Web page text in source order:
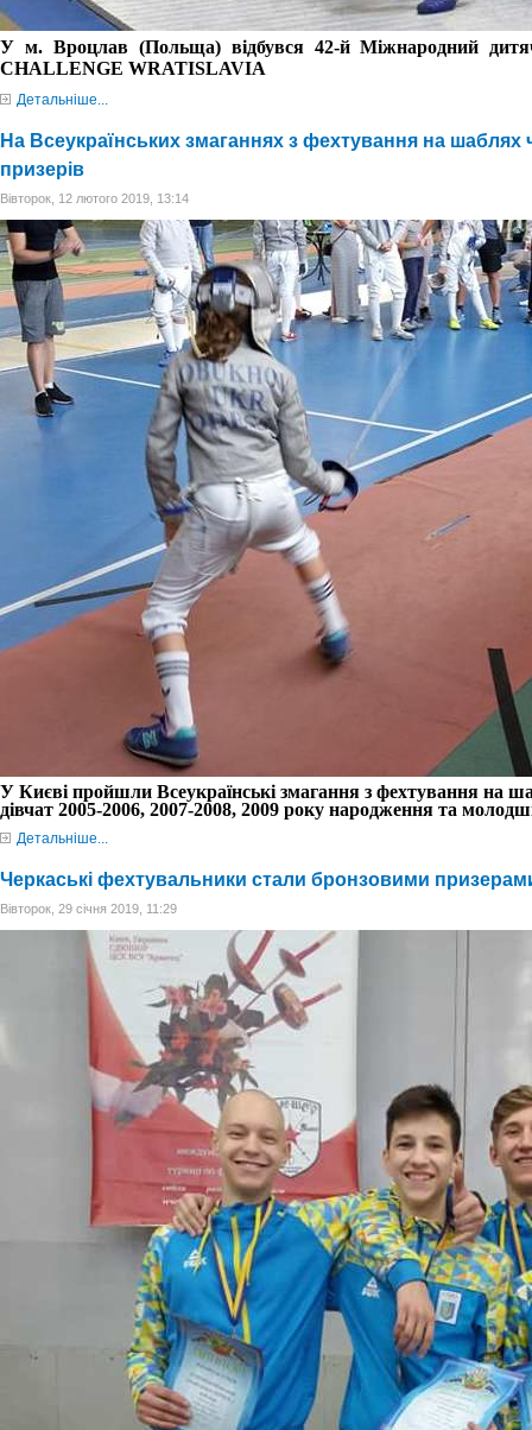
У м. Вроцлав (Польща) відбувся 42-й Міжнародний
CHALLENGE WRATISLAVIA
Детальніше...
На Всеукраїнських змаганнях з фехтування на шаблях
призерів
Вівторок, 12 лютого 2019, 13:14
У Києві пройшли Всеукраїнські змагання з фехтування на
дівчат 2005-2006, 2007-2008, 2009 року народження та молодш
Детальніше...
Черкаські фехтувальники стали бронзовими
Вівторок, 29 січня 2019, 11:29